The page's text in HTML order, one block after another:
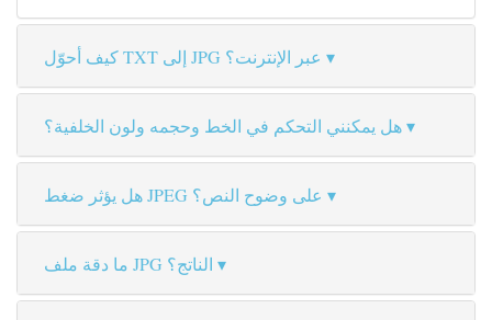
كيف أحوّل TXT إلى JPG عبر الإنترنت؟
هل يمكنني التحكم في الخط وحجمه ولون الخلفية؟
هل يؤثر ضغط JPEG على وضوح النص؟
ما دقة ملف JPG الناتج؟